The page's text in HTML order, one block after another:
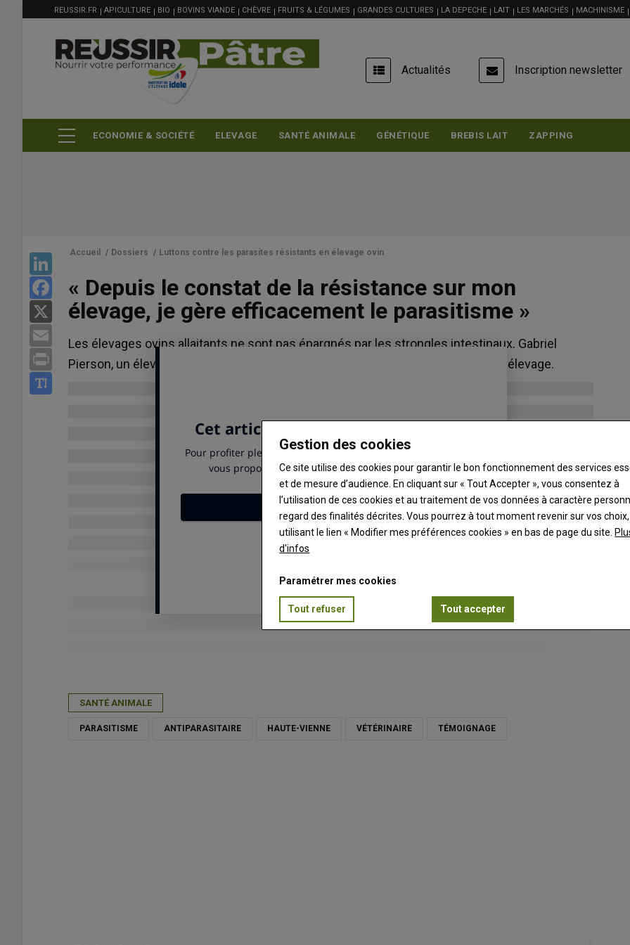
contenu
MENU
FILIÈRE
REUSSIR.FR APICULTURE BIO BOVINS VIANDE CHÈVRE FRUITS & LÉGUMES GRANDES CULTURES LA DEPECHE LAIT LES MARCHÉS MACHINISME
USER
ACCOUNT
MENU
Actualités Inscription newsletter
ECONOMIE & SOCIÉTÉ ELEVAGE SANTÉ ANIMALE GÉNÉTIQUE BREBIS LAIT ZAPPING
Facebook
Print
Accueil / Dossiers / Luttons contre les parasites résistants en élevage ovin
« Depuis le constat de la résistance sur mon
élevage, je gère efficacement le parasitisme »
Les élevages ovins allaitants ne sont pas épargnés par les strongles intestinaux. Gabriel
Pierson, un éleveur de Haute-Vienne, fait face à de la multirésistance dans son élevage.
SANTÉ ANIMALE
PARASITISME ANTIPARASITAIRE HAUTE-VIENNE VÉTÉRINAIRE TÉMOIGNAGE
Gestion des cookies
Ce site utilise des cookies pour garantir le bon fonctionnement des services
et de mesure d’audience. En cliquant sur « Tout Accepter », vous consentez à
l’utilisation de ces cookies et au traitement de vos données à caractère
regard des finalités décrites. Vous pourrez à tout moment revenir sur vos
utilisant le lien « Modifier mes préférences cookies » en bas de page du site.
d'infos
Paramétrer mes cookies
Tout refuser Tout accepter